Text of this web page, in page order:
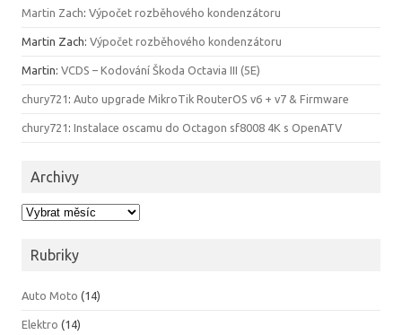
Martin Zach: Výpočet rozběhového kondenzátoru
Martin Zach: Výpočet rozběhového kondenzátoru
Martin: VCDS – Kodování Škoda Octavia III (5E)
chury721 : Auto upgrade MikroTik RouterOS v6 + v7 & Firmware
chury721 : Instalace oscamu do Octagon sf8008 4K s OpenATV
Archivy
Archivy
Rubriky
Auto Moto (14)
Elektro (14)